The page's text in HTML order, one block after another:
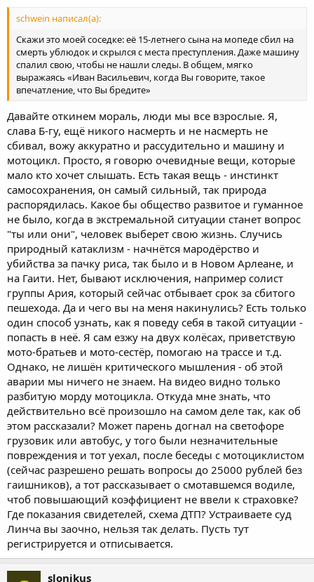
schwein написал(а):
Скажи это моей соседке: её 15-летнего сына на мопеде сбил на
смерть ублюдок и скрылся с места преступления. Даже машину
спалил свою, чтобы не нашли следы. В общем, мягко
выражаясь «Иван Васильевич, когда Вы говорите, такое
впечатление, что Вы бредите»
Давайте откинем мораль, люди мы все взрослые. Я,
слава Б-гу, ещё никого насмерть и не насмерть не
сбивал, вожу аккуратно и рассудительно и машину и
мотоцикл. Просто, я говорю очевидные вещи, которые
мало кто хочет слышать. Есть такая вещь - инстинкт
самосохранения, он самый сильный, так природа
распорядилась. Какое бы общество развитое и гуманное
не было, когда в экстремальной ситуации станет вопрос
"ты или они", человек выберет свою жизнь. Случись
природный катаклизм - начнётся мародёрство и
убийства за пачку риса, так было и в Новом Арлеане, и
на Гаити. Нет, бывают исключения, например солист
группы Ария, который сейчас отбывает срок за сбитого
пешехода. Да и чего вы на меня накинулись? Есть только
один способ узнать, как я поведу себя в такой ситуации -
попасть в неё. Я сам езжу на двух колёсах, приветствую
мото-братьев и мото-сестёр, помогаю на трассе и т.д.
Однако, не лишён критического мышления - об этой
аварии мы ничего не знаем. На видео видно только
разбитую морду мотоцикла. Откуда мне знать, что
действительно всё произошло на самом деле так, как об
этом рассказали? Может парень догнал на светофоре
грузовик или автобус, у того были незначительные
повреждения и тот уехал, после беседы с мотоциклистом
(сейчас разрешено решать вопросы до 25000 рублей без
гаишников), а тот рассказывает о смотавшемся водиле,
чтоб повышающий коэффициент не ввели к страховке?
Где показания свидетелей, схема ДТП? Устраиваете суд
Линча вы заочно, нельзя так делать. Пусть тут
регистрируется и отписывается.
slonikus